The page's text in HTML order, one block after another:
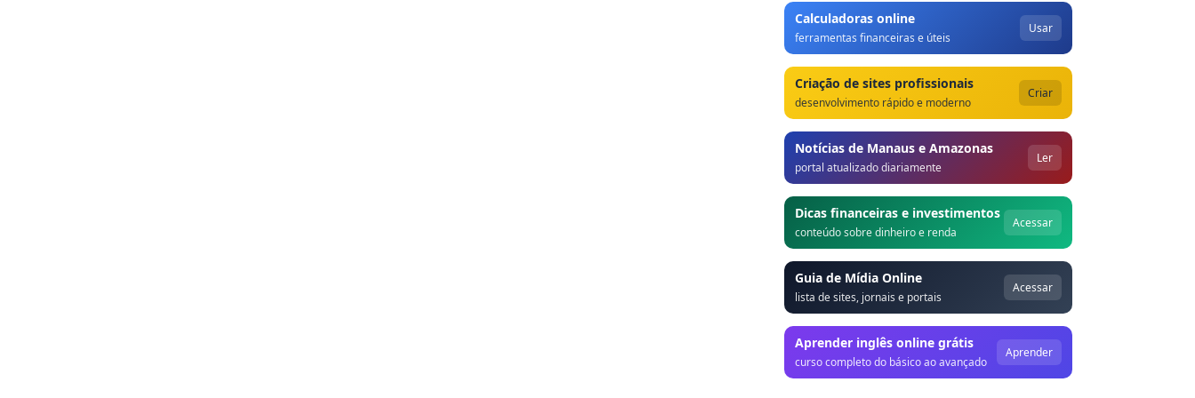
Calculadoras online
ferramentas financeiras e úteis
Usar
Criação de sites profissionais
desenvolvimento rápido e moderno
Criar
Notícias de Manaus e Amazonas
portal atualizado diariamente
Ler
Dicas financeiras e investimentos
conteúdo sobre dinheiro e renda
Acessar
Guia de Mídia Online
lista de sites, jornais e portais
Acessar
Aprender inglês online grátis
curso completo do básico ao avançado
Aprender